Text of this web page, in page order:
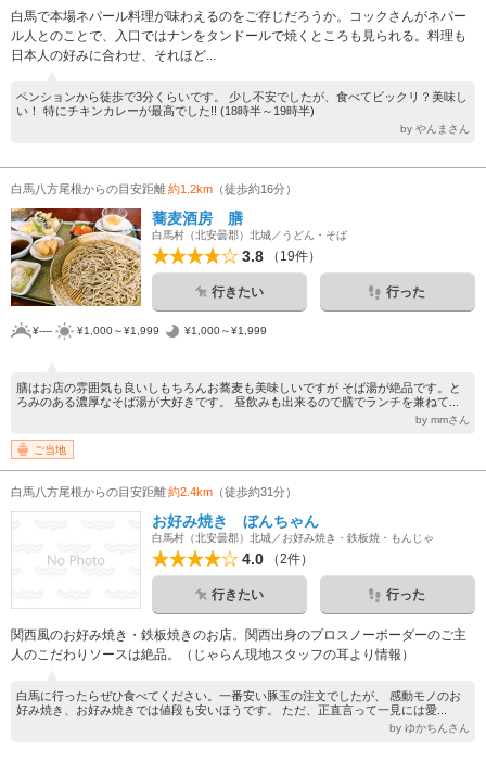
白馬で本場ネパール料理が味わえるのをご存じだろうか。コックさんがネパー
ル人とのことで、入口ではナンをタンドールで焼くところも見られる。料理も
日本人の好みに合わせ、それほど...
ペンションから徒歩で3分くらいです。 少し不安でしたが、食べてビックリ？美味し
い！ 特にチキンカレーが最高でした!! (18時半～19時半)
by やんまさん
白馬八方尾根からの目安距離約1.2km （徒歩約16分）
蕎麦酒房 膳
白馬村（北安曇郡）北城／うどん・そば
3.8 （19件）
行きたい 行った
¥---- ¥1,000～¥1,999 ¥1,000～¥1,999
膳はお店の雰囲気も良いしもちろんお蕎麦も美味しいですが そば湯が絶品です。と
ろみのある濃厚なそば湯が大好きです。 昼飲みも出来るので膳でランチを兼ねて...
by mmさん
ご当地
白馬八方尾根からの目安距離約2.4km （徒歩約31分）
お好み焼き ぼんちゃん
白馬村（北安曇郡）北城／お好み焼き・鉄板焼・もんじゃ
4.0 （2件）
行きたい 行った
関西風のお好み焼き・鉄板焼きのお店。関西出身のプロスノーボーダーのご主
人のこだわりソースは絶品。（じゃらん現地スタッフの耳より情報）
白馬に行ったらぜひ食べてください。一番安い豚玉の注文でしたが、 感動モノのお
好み焼き、お好み焼きでは値段も安いほうです。 ただ、正直言って一見には愛...
by ゆかちんさん